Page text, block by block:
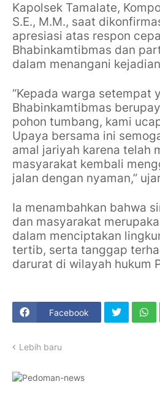
Kapolsek Tamalate,
S.E., M.M., saat
apresiasi atas respon
Bhabinkamtibmas dan
dalam menangani
“Kepada warga setempat
Bhabinkamtibmas
pohon tumbang, kami
Upaya bersama ini
amal jariyah karena telah
masyarakat kembali
jalan dengan nyaman,”
Ia menambahkan bahwa
dan masyarakat
dalam menciptakan
tertib, serta tanggap
darurat di wilayah hukum
Facebook
Lebih baru